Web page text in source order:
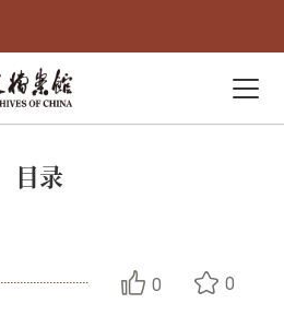
目录
0 0